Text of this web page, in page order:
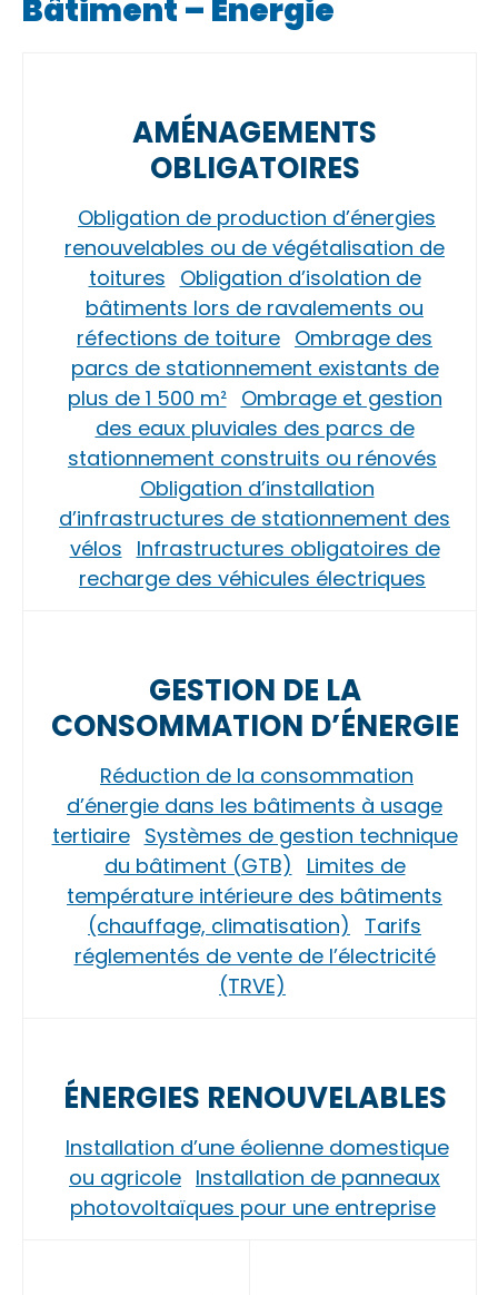
Bâtiment – Énergie
AMÉNAGEMENTS
OBLIGATOIRES
Obligation de production d’énergies
renouvelables ou de végétalisation de
toitures Obligation d’isolation de
bâtiments lors de ravalements ou
réfections de toiture Ombrage des
parcs de stationnement existants de
plus de 1 500 m² Ombrage et gestion
des eaux pluviales des parcs de
stationnement construits ou rénovés
Obligation d’installation
d’infrastructures de stationnement des
vélos Infrastructures obligatoires de
recharge des véhicules électriques
GESTION DE LA
CONSOMMATION D’ÉNERGIE
Réduction de la consommation
d’énergie dans les bâtiments à usage
tertiaire Systèmes de gestion technique
du bâtiment (GTB)
Limites de
température intérieure des bâtiments
(chauffage, climatisation)
Tarifs
réglementés de vente de l’électricité
(TRVE)
ÉNERGIES RENOUVELABLES
Installation d’une éolienne domestique
ou agricole Installation de panneaux
photovoltaïques pour une entreprise